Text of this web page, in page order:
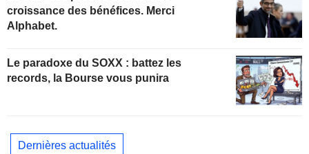
croissance des bénéfices. Merci
Alphabet.
Le paradoxe du SOXX : battez les
records, la Bourse vous punira
Dernières actualités